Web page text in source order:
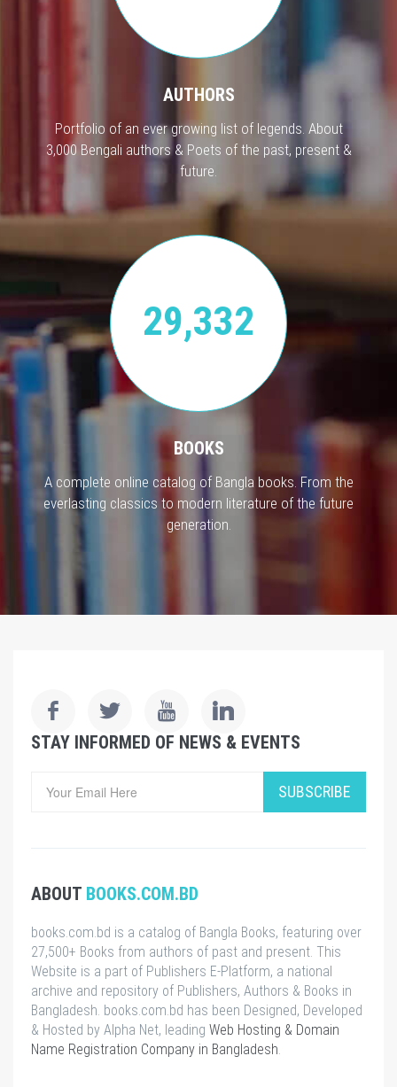
AUTHORS
Portfolio of an ever growing list of legends. About
3,000 Bengali authors & Poets of the past, present &
future.
29,332
BOOKS
A complete online catalog of Bangla books. From the
everlasting classics to modern literature of the future
generation.
STAY INFORMED OF NEWS & EVENTS
SUBSCRIBE
ABOUT BOOKS.COM.BD
books.com.bd is a catalog of Bangla Books, featuring over
27,500+ Books from authors of past and present. This
Website is a part of Publishers E-Platform, a national
archive and repository of Publishers, Authors & Books in
Bangladesh. books.com.bd has been Designed, Developed
& Hosted by Alpha Net, leading Web Hosting & Domain
Name Registration Company in Bangladesh.